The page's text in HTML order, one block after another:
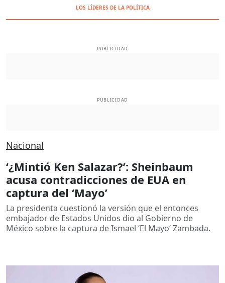
LOS LÍDERES DE LA POLÍTICA
PUBLICIDAD
PUBLICIDAD
Nacional
‘¿Mintió Ken Salazar?’: Sheinbaum
acusa contradicciones de EUA en
captura del ‘Mayo’
La presidenta cuestionó la versión que el entonces
embajador de Estados Unidos dio al Gobierno de
México sobre la captura de Ismael ‘El Mayo’ Zambada.